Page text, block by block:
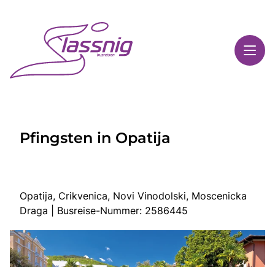
Highlights
Start
Busreisen
Pfingsten in Opatija
Opatija, Crikvenica, Novi Vinodolski, Moscenicka
Draga | Busreise-Nummer: 2586445